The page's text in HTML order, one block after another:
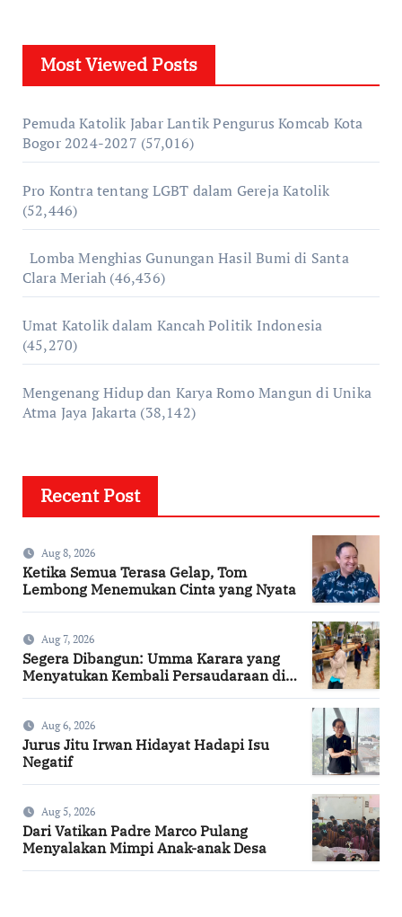
Most Viewed Posts
Pemuda Katolik Jabar Lantik Pengurus Komcab Kota
Bogor 2024-2027 (57,016)
Pro Kontra tentang LGBT dalam Gereja Katolik
(52,446)
Lomba Menghias Gunungan Hasil Bumi di Santa
Clara Meriah (46,436)
Umat Katolik dalam Kancah Politik Indonesia
(45,270)
Mengenang Hidup dan Karya Romo Mangun di Unika
Atma Jaya Jakarta (38,142)
Recent Post
Aug 8, 2026
Ketika Semua Terasa Gelap, Tom
Lembong Menemukan Cinta yang Nyata
Aug 7, 2026
Segera Dibangun: Umma Karara yang
Menyatukan Kembali Persaudaraan di
Aug 6, 2026
Jurus Jitu Irwan Hidayat Hadapi Isu
Negatif
Aug 5, 2026
Dari Vatikan Padre Marco Pulang
Menyalakan Mimpi Anak-anak Desa